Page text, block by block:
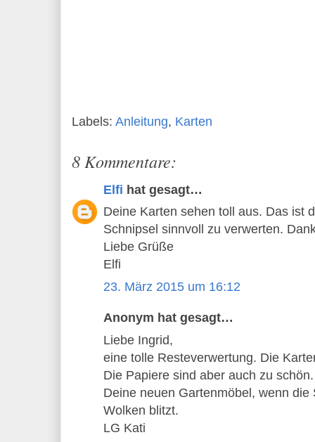
Labels: Anleitung, Karten
8 Kommentare:
Elfi hat gesagt…
Deine Karten sehen toll aus. Das ist
Schnipsel sinnvoll zu verwerten.
Liebe Grüße
Elfi
23. März 2015 um 16:12
Anonym hat gesagt…
Liebe Ingrid,
eine tolle Resteverwertung. Die
Die Papiere sind aber auch zu
Deine neuen Gartenmöbel, wenn
Wolken blitzt.
LG Kati